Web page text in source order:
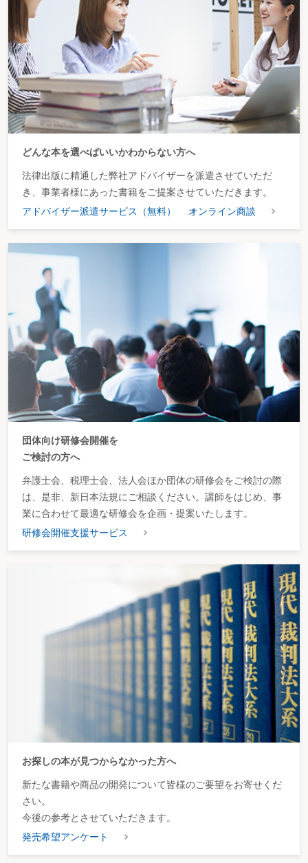
どんな本を選べばいいかわからない方へ
法律出版に精通した弊社アドバイザーを派遣させていただ
き、事業者様にあった書籍をご提案させていただきます。
アドバイザー派遣サービス（無料）
オンライン商談
団体向け研修会開催を
ご検討の方へ
弁護士会、税理士会、法人会ほか団体の研修会をご検討の際
は、是非、新日本法規にご相談ください。講師をはじめ、事
業に合わせて最適な研修会を企画・提案いたします。
研修会開催支援サービス
お探しの本が見つからなかった方へ
新たな書籍や商品の開発について皆様のご要望をお寄せくだ
さい。
今後の参考とさせていただきます。
発売希望アンケート